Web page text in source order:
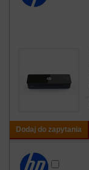
Dodaj do zapytania